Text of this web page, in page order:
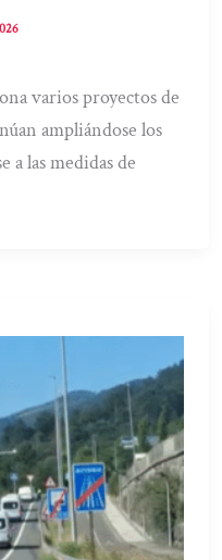
varios proyectos de
ampliándose los
a las medidas de